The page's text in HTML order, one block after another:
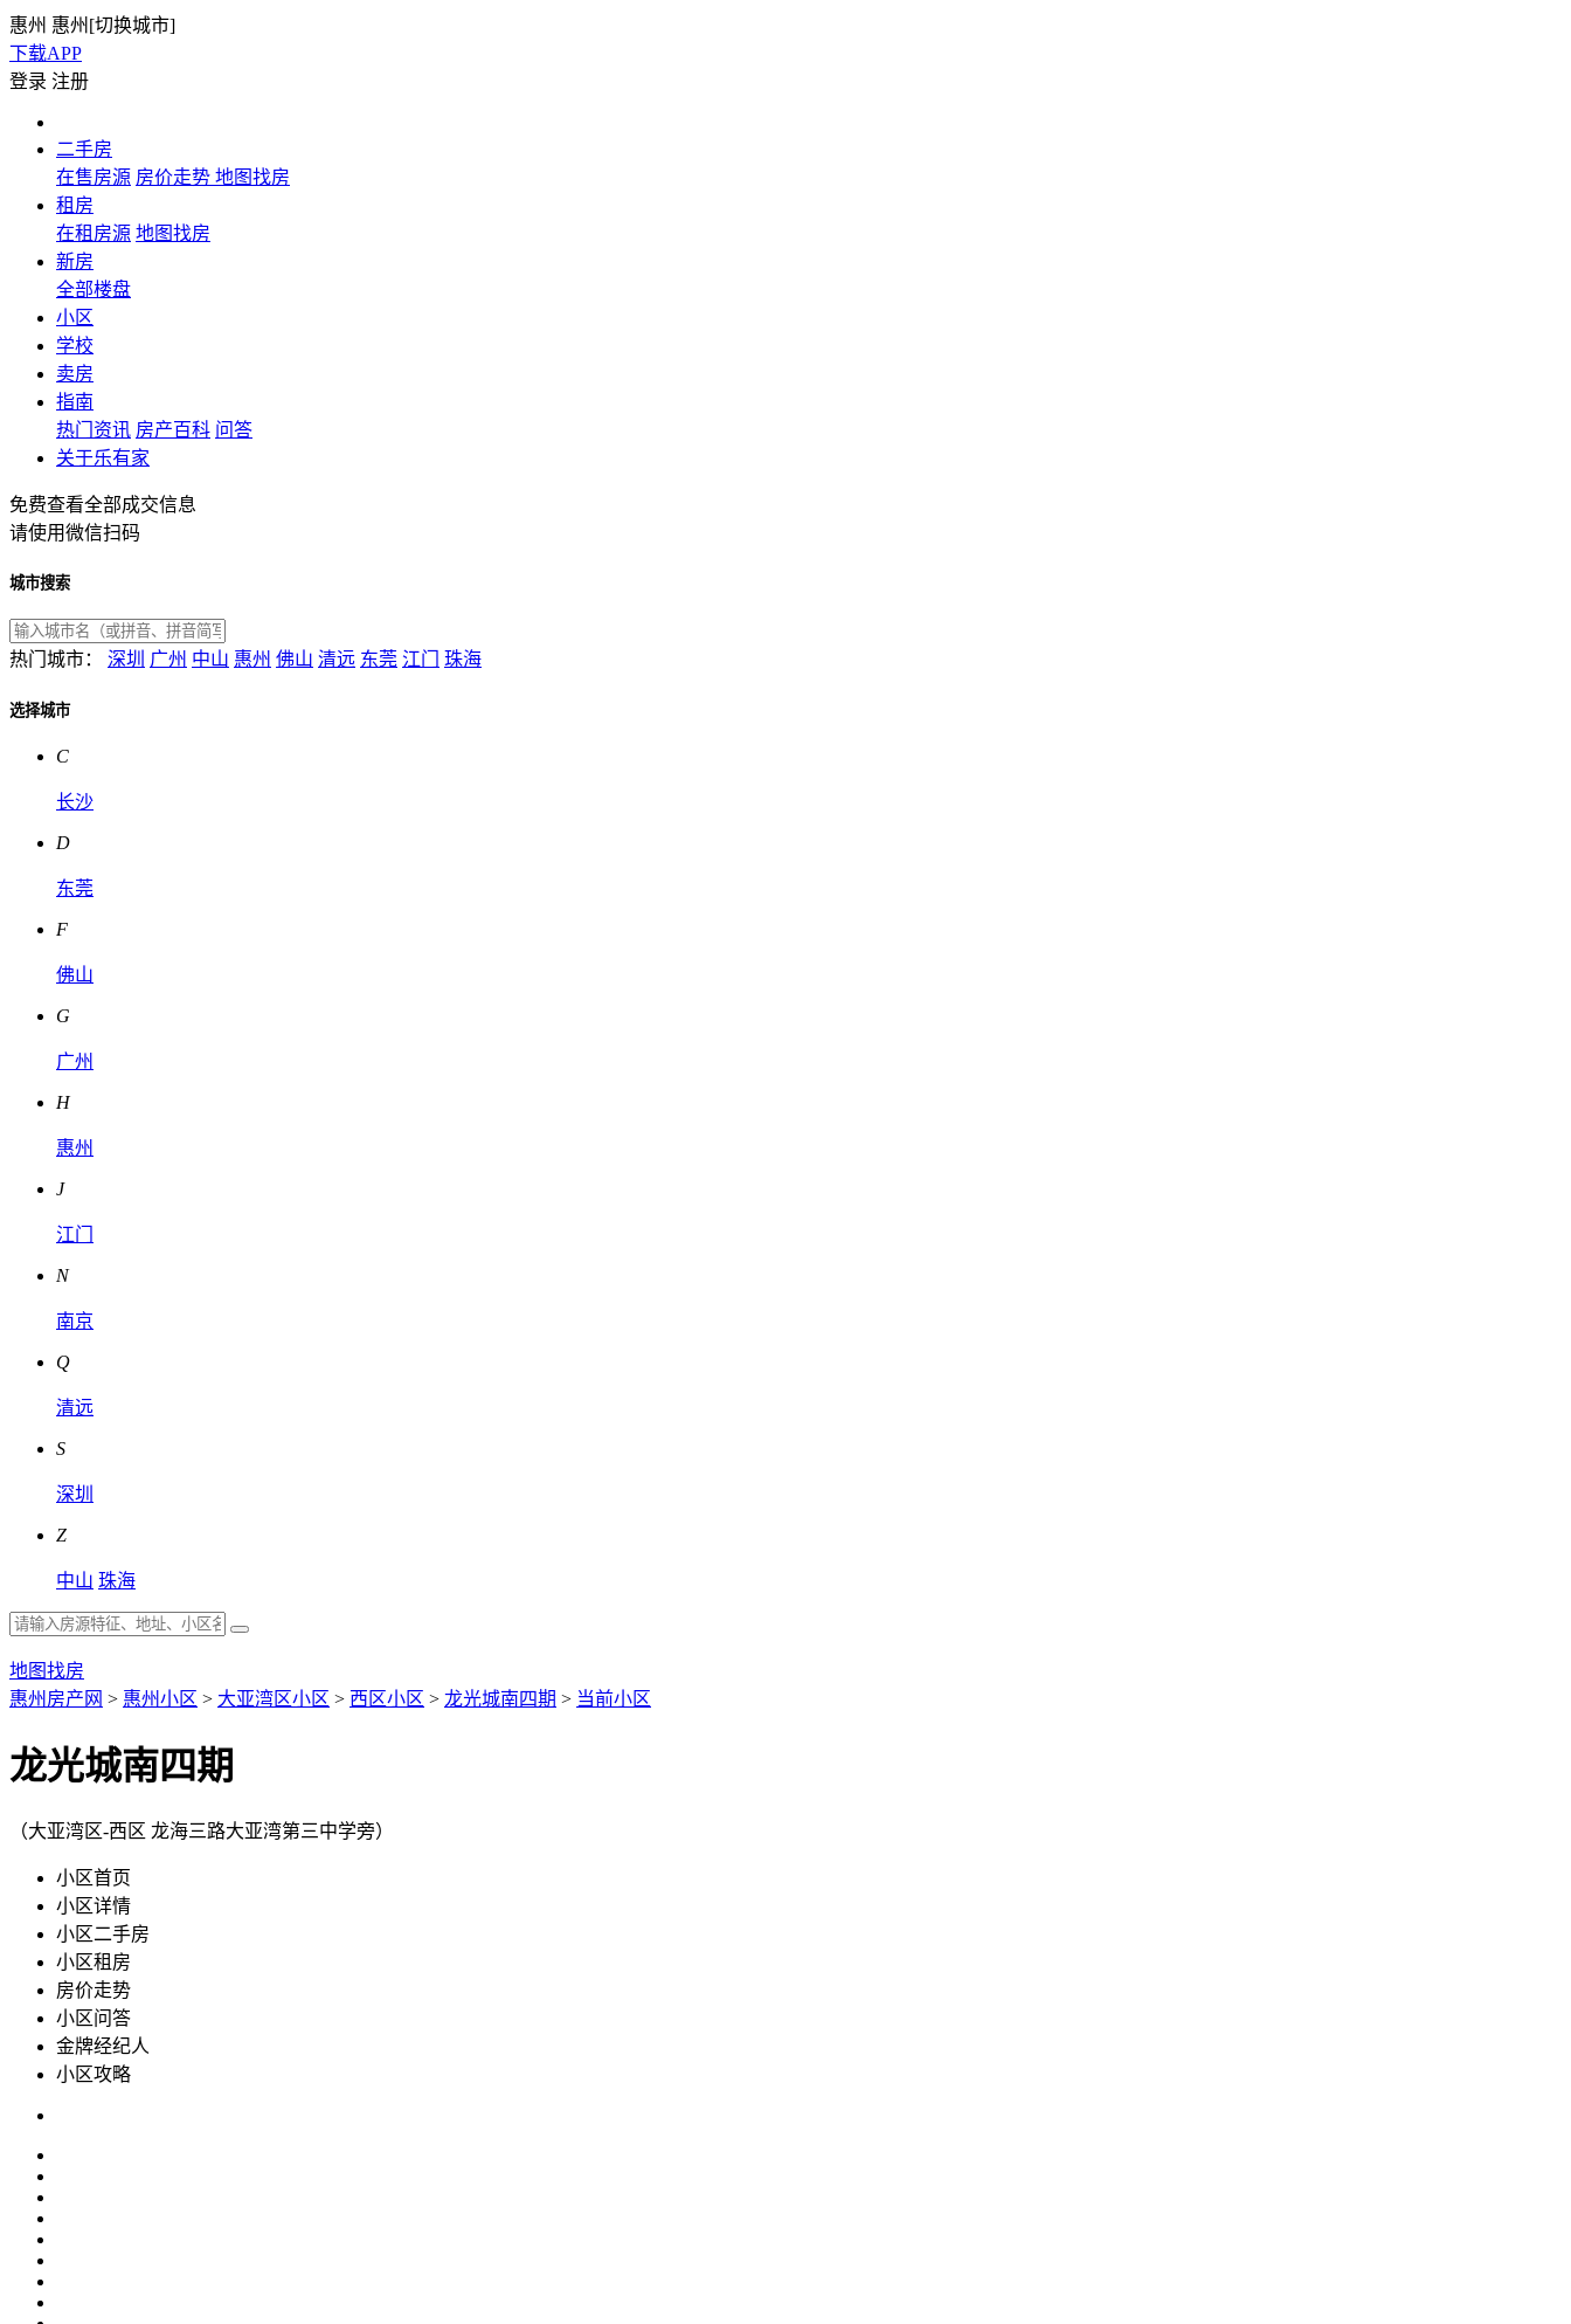
惠州 惠州[切换城市]
下载APP
登录 注册
二手房
在售房源 房价走势 地图找房
租房
在租房源 地图找房
新房
全部楼盘
小区
学校
卖房
指南
热门资讯 房产百科 问答
关于乐有家
免费查看全部成交信息
请使用微信扫码
城市搜索
热门城市： 深圳 广州 中山 惠州 佛山 清远 东莞 江门 珠海
选择城市
C
长沙
D
东莞
F
佛山
G
广州
H
惠州
J
江门
N
南京
Q
清远
S
深圳
Z
中山 珠海
地图找房
惠州房产网 > 惠州小区 > 大亚湾区小区 > 西区小区 > 龙光城南四期 > 当前小区
龙光城南四期
（大亚湾区-西区 龙海三路大亚湾第三中学旁）
小区首页
小区详情
小区二手房
小区租房
房价走势
小区问答
金牌经纪人
小区攻略